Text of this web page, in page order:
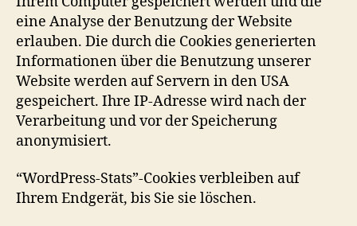
eine Analyse der Benutzung der Website
erlauben. Die durch die Cookies generierten
Informationen über die Benutzung unserer
Website werden auf Servern in den USA
gespeichert. Ihre IP-Adresse wird nach der
Verarbeitung und vor der Speicherung
anonymisiert.
“WordPress-Stats”-Cookies verbleiben auf
Ihrem Endgerät, bis Sie sie löschen.